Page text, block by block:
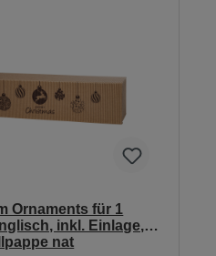
Ornaments für 1
inkl. Einlage,
nat